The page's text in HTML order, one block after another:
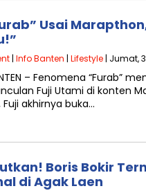
Usai
| Info Banten | Lifestyle | Jumat,
– Fenomena “Furab”
Fuji Utami di konten
Fuji akhirnya buka…
Boris Bokir
di Agak Laen